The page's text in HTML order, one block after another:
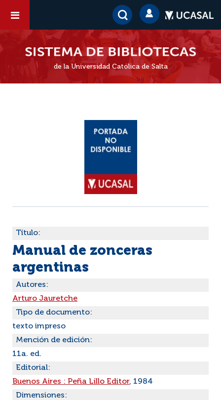
de la Universidad Católica de Salta
Título:
Manual de zonceras
argentinas
Autores:
Arturo Jauretche
Tipo de documento:
texto impreso
Mención de edición:
11a. ed.
Editorial:
Buenos Aires : Peña Lillo Editor, 1984
Dimensiones: